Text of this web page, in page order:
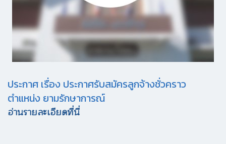
ประกาศ เรื่อง ประกาศรับสมัครลูกจ้างชั่วคราว
ตำแหน่ง ยามรักษาการณ์
อ่านรายละเอียดที่นี่